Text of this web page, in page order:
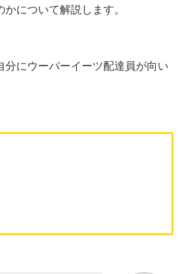
について解説します。
にウーバーイーツ配達員が向い